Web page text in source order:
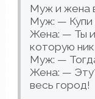
Муж и жена
Муж: — Купи
Жена: — Ты
которую
Муж: —
Жена: —
весь город!